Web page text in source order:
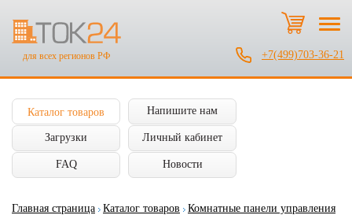
для всех регионов РФ +7(499)703-36-21
Каталог товаров Напишите нам
Загрузки Личный кабинет
FAQ Новости
Главная страница Каталог товаров Комнатные панели управления